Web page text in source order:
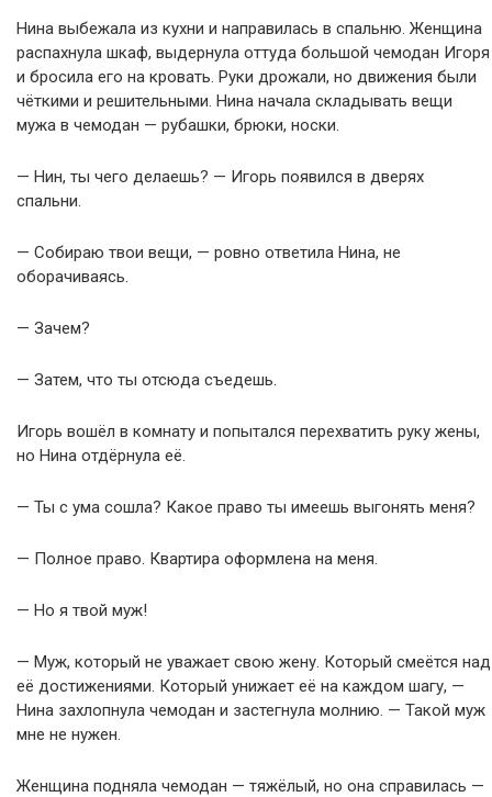
Нина выбежала из кухни и направилась в спальню. Женщина
распахнула шкаф, выдернула оттуда большой чемодан Игоря
и бросила его на кровать. Руки дрожали, но движения были
чёткими и решительными. Нина начала складывать вещи
мужа в чемодан — рубашки, брюки, носки.
— Нин, ты чего делаешь? — Игорь появился в дверях
спальни.
— Собираю твои вещи, — ровно ответила Нина, не
оборачиваясь.
— Зачем?
— Затем, что ты отсюда съедешь.
Игорь вошёл в комнату и попытался перехватить руку жены,
но Нина отдёрнула её.
— Ты с ума сошла? Какое право ты имеешь выгонять меня?
— Полное право. Квартира оформлена на меня.
— Но я твой муж!
— Муж, который не уважает свою жену. Который смеётся над
её достижениями. Который унижает её на каждом шагу, —
Нина захлопнула чемодан и застегнула молнию. — Такой муж
мне не нужен.
Женщина подняла чемодан — тяжёлый, но она справилась —